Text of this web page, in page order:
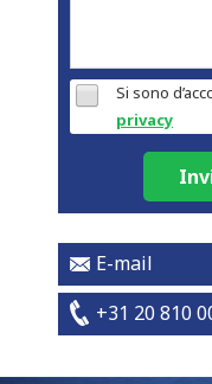
Si sono
privacy
E-mail
+31 20 810